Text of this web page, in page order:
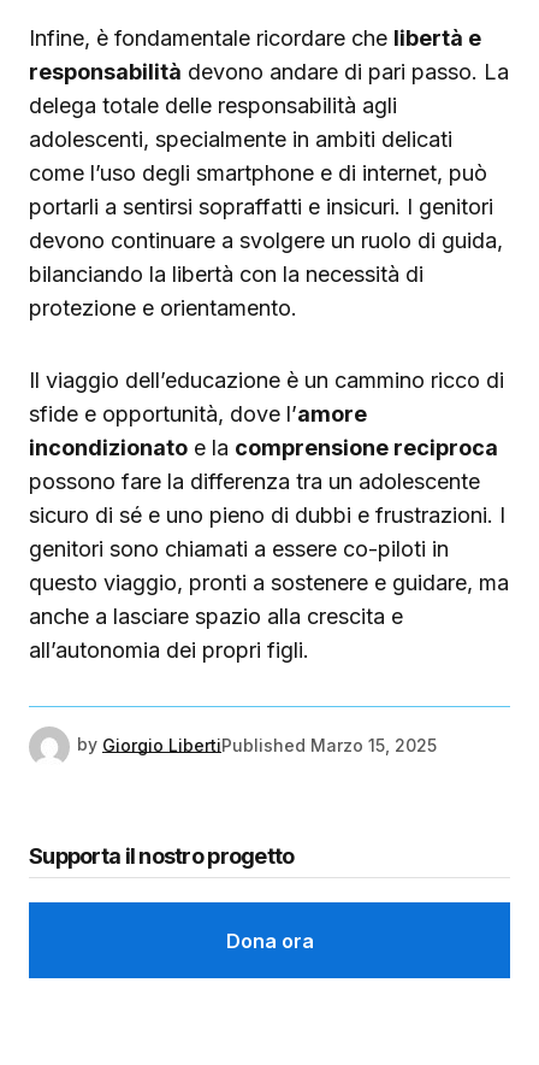
Infine, è fondamentale ricordare che libertà e
responsabilità devono andare di pari passo. La
delega totale delle responsabilità agli
adolescenti, specialmente in ambiti delicati
come l’uso degli smartphone e di internet, può
portarli a sentirsi sopraffatti e insicuri. I genitori
devono continuare a svolgere un ruolo di guida,
bilanciando la libertà con la necessità di
protezione e orientamento.
Il viaggio dell’educazione è un cammino ricco di
sfide e opportunità, dove l’amore
incondizionato e la comprensione reciproca
possono fare la differenza tra un adolescente
sicuro di sé e uno pieno di dubbi e frustrazioni. I
genitori sono chiamati a essere co-piloti in
questo viaggio, pronti a sostenere e guidare, ma
anche a lasciare spazio alla crescita e
all’autonomia dei propri figli.
by Giorgio LibertiPublished Marzo 15, 2025
Supporta il nostro progetto
Dona ora